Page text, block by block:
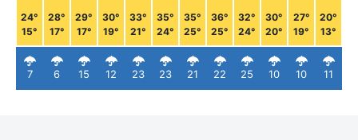
24°
15°
7
28°
17°
6
29°
17°
15
30°
19°
12
33°
21°
23
35°
24°
23
35°
25°
21
36°
25°
22
32°
24°
25
30°
20°
10
27°
19°
10
20°
13°
11